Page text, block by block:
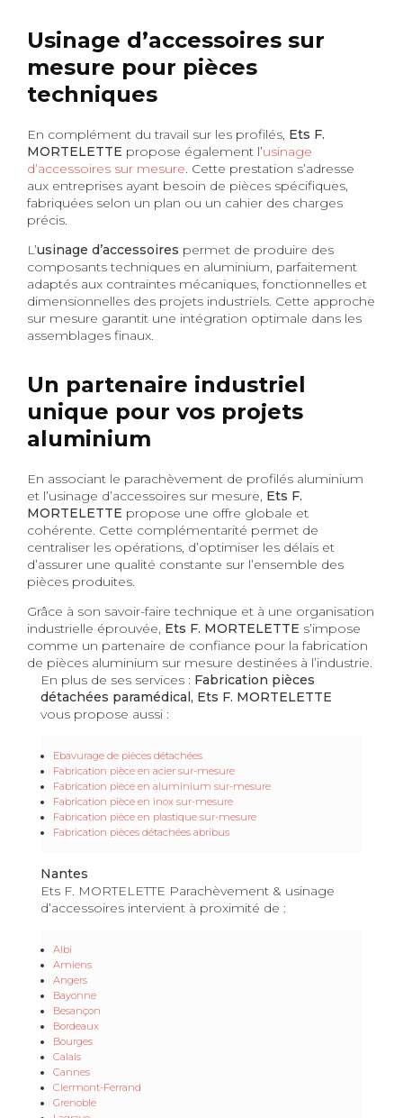
Usinage d’accessoires sur
mesure pour pièces
techniques
En complément du travail sur les profilés, Ets F.
MORTELETTE propose également l’usinage
d’accessoires sur mesure. Cette prestation s’adresse
aux entreprises ayant besoin de pièces spécifiques,
fabriquées selon un plan ou un cahier des charges
précis.
L’usinage d’accessoires permet de produire des
composants techniques en aluminium, parfaitement
adaptés aux contraintes mécaniques, fonctionnelles et
dimensionnelles des projets industriels. Cette approche
sur mesure garantit une intégration optimale dans les
assemblages finaux.
Un partenaire industriel
unique pour vos projets
aluminium
En associant le parachèvement de profilés aluminium
et l’usinage d’accessoires sur mesure, Ets F.
MORTELETTE propose une offre globale et
cohérente. Cette complémentarité permet de
centraliser les opérations, d’optimiser les délais et
d’assurer une qualité constante sur l’ensemble des
pièces produites.
Grâce à son savoir-faire technique et à une organisation
industrielle éprouvée, Ets F. MORTELETTE s’impose
comme un partenaire de confiance pour la fabrication
de pièces aluminium sur mesure destinées à l’industrie.
En plus de ses services : Fabrication pièces
détachées paramédical, Ets F. MORTELETTE
vous propose aussi :
Ebavurage de pièces détachées
Fabrication pièce en acier sur-mesure
Fabrication pièce en aluminium sur-mesure
Fabrication pièce en inox sur-mesure
Fabrication pièce en plastique sur-mesure
Fabrication pièces détachées abribus
Nantes
Ets F. MORTELETTE Parachèvement & usinage
d’accessoires intervient à proximité de :
Albi
Amiens
Angers
Bayonne
Besançon
Bordeaux
Bourges
Calais
Cannes
Clermont-Ferrand
Grenoble